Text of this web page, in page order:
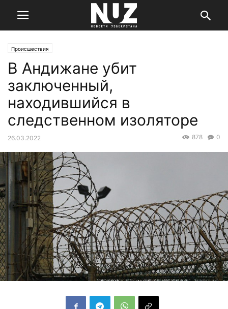
Происшествия
В Андижане убит
заключенный,
находившийся в
следственном изоляторе
26.03.2022 0
878